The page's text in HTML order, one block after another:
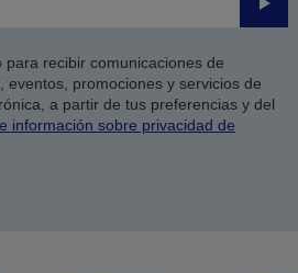
Enviar
recibir comunicaciones de
promociones y servicios de
a partir de tus preferencias y del
información sobre privacidad de